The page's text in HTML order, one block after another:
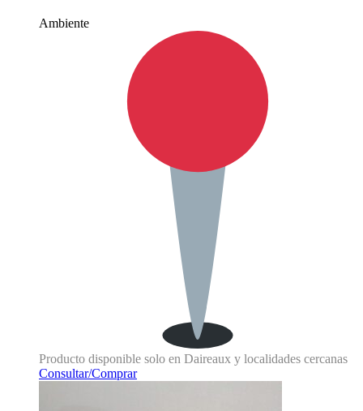
Ambiente
Producto disponible solo en Daireaux y localidades cercanas
Consultar/Comprar